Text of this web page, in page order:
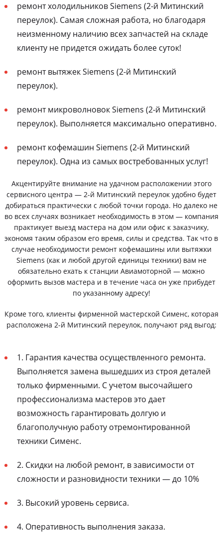
ремонт холодильников Siemens (2-й Митинский
переулок). Самая сложная работа, но благодаря
неизменному наличию всех запчастей на складе
клиенту не придется ожидать более суток!
ремонт вытяжек Siemens (2-й Митинский
переулок).
ремонт микроволновок Siemens (2-й Митинский
переулок). Выполняется максимально оперативно.
ремонт кофемашин Siemens (2-й Митинский
переулок). Одна из самых востребованных услуг!
Акцентируйте внимание на удачном расположении этого
сервисного центра — 2-й Митинский переулок удобно будет
добираться практически с любой точки города. Но далеко не
во всех случаях возникает необходимость в этом — компания
практикует выезд мастера на дом или офис к заказчику,
экономя таким образом его время, силы и средства. Так что в
случае необходимости ремонт кофемашины или вытяжки
Siemens (как и любой другой единицы техники) вам не
обязательно ехать к станции Авиамоторной — можно
оформить вызов мастера и в течение часа он уже прибудет
по указанному адресу!
Кроме того, клиенты фирменной мастерской Сименс, которая
расположена 2-й Митинский переулок, получают ряд выгод:
1. Гарантия качества осуществленного ремонта.
Выполняется замена вышедших из строя деталей
только фирменными. С учетом высочайшего
профессионализма мастеров это дает
возможность гарантировать долгую и
благополучную работу отремонтированной
техники Сименс.
2. Скидки на любой ремонт, в зависимости от
сложности и разновидности техники — до 10%
3. Высокий уровень сервиса.
4. Оперативность выполнения заказа.